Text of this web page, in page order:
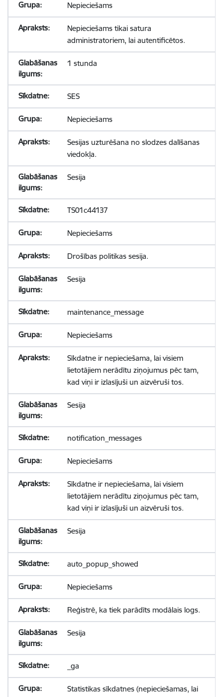
Nepieciešams
Nepieciešams tikai satura
administratoriem, lai autentificētos.
1 stunda
SES
Nepieciešams
Sesijas uzturēšana no slodzes dalīšanas
viedokļa.
Sesija
TS01c44137
Nepieciešams
Drošības politikas sesija.
Sesija
maintenance_message
Nepieciešams
Sīkdatne ir nepieciešama, lai visiem
lietotājiem nerādītu ziņojumus pēc tam,
kad viņi ir izlasījuši un aizvēruši tos.
Sesija
notification_messages
Nepieciešams
Sīkdatne ir nepieciešama, lai visiem
lietotājiem nerādītu ziņojumus pēc tam,
kad viņi ir izlasījuši un aizvēruši tos.
Sesija
auto_popup_showed
Nepieciešams
Reģistrē, ka tiek parādīts modālais logs.
Sesija
_ga
Statistikas sīkdatnes (nepieciešamas, lai